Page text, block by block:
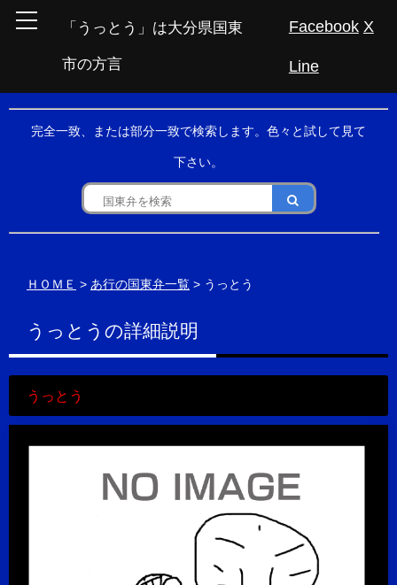
「うっとう」は大分県国東
市の方言
Facebook X
Line
完全一致、または部分一致で検索します。色々と試して見て
下さい。
ＨＯＭＥ > あ行の国東弁一覧 > うっとう
うっとうの詳細説明
うっとう